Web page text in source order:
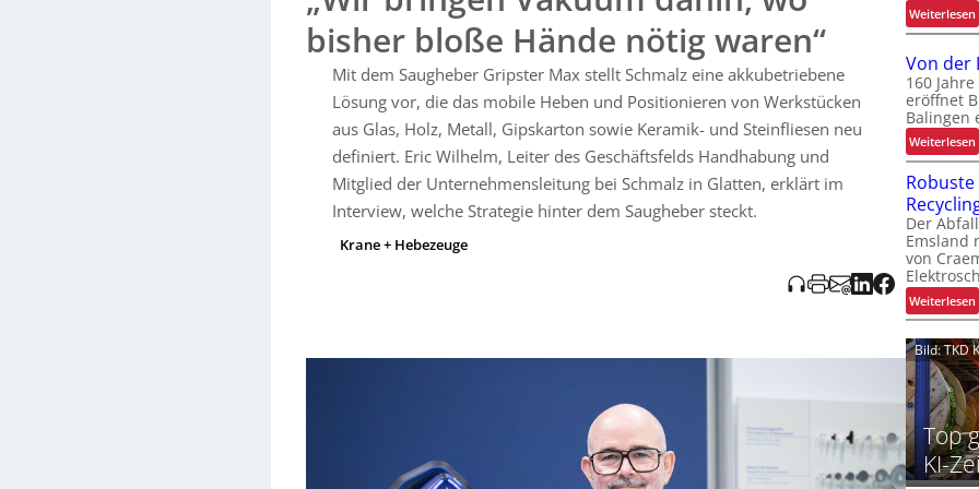
Gripster Max aber gezielt professionelle Anwender im Handwerk, auf dem Bau, in
Montage und kleineren Fertigungsbetrieben – ein Segment zwischen Niedrigpreis- und
Heimwerkerbereich. Das standardisierte Produkt soll neue Vertriebskanäle und
Geschäftsmodelle ermöglichen, wobei Marktfeedback die Weiterentwicklung steuert. Im
Mittelpunkt stehen Qualität, Ergonomie und Prozesssicherheit, für die Kunden auch
einen höheren Preis akzeptieren sollen. Gleichzeitig bleibt das System durch einen
Schnellwechseladapter modular erweiterbar (z. B. Zubehör, Zusatzgriffe, Traversen).
Service wird über Selbsttest-Funktionen und digital angestoßene Reparaturen
vereinfacht. Der Gripster Max ist als Startpunkt für weitere Entwicklungen gedacht; ob
daraus eine Produktplattform entsteht, lässt SCHMALZ offen.
bisher bloße Hände nötig waren“
Mit dem Saugheber Gripster Max stellt Schmalz eine akkubetriebene
Lösung vor, die das mobile Heben und Positionieren von Werkstücken
aus Glas, Holz, Metall, Gipskarton sowie Keramik- und Steinfliesen neu
definiert. Eric Wilhelm, Leiter des Geschäftsfelds Handhabung und
Mitglied der Unternehmensleitung bei Schmalz in Glatten, erklärt im
Interview, welche Strategie hinter dem Saugheber steckt.
Krane + Hebezeuge
r
l
t
t
e
c
s
l
Weiterlesen:
e
r
s
s
r
t
s
K
u
r
l
Von der
160
eröffnet
Balingen
Weiterlesen:
o
r
L
a
Der
Emsland
von
Weiterlesen:
s
t
Bild: TKD
Top
KI-